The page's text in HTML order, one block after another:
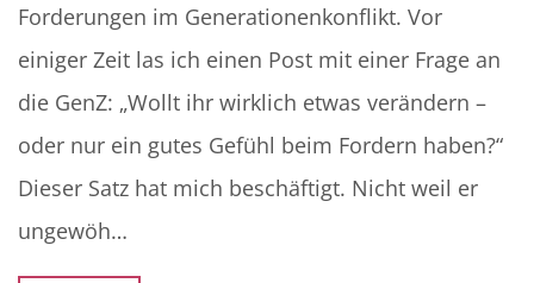
Forderungen im Generationenkonflikt. Vor
einiger Zeit las ich einen Post mit einer Frage an
die GenZ: „Wollt ihr wirklich etwas verändern –
oder nur ein gutes Gefühl beim Fordern haben?“
Dieser Satz hat mich beschäftigt. Nicht weil er
ungewöh…